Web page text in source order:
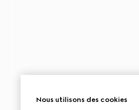
Nous utilisons des cookies